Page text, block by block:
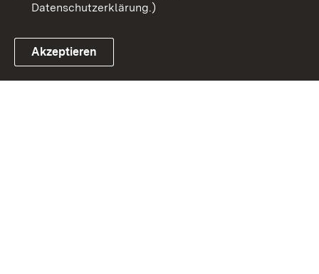
Datenschutzerklärung.)
Akzeptieren